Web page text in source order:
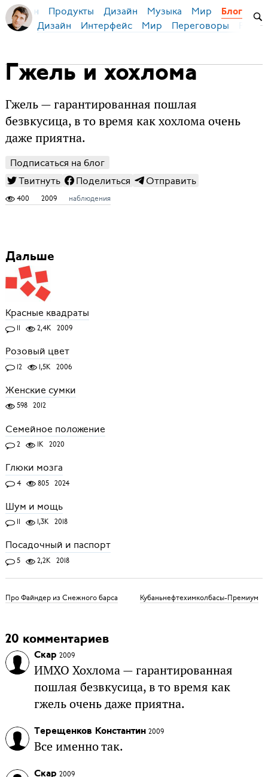
Бирман Продукты Дизайн Музыка Мир Блог
Дизайн Интерфейс Мир Переговоры
Гжель и хохлома
Гжель — гарантированная пошлая
безвкусица, в то время как хохлома очень
даже приятна.
Подписаться на блог
Твитнуть
Поделиться Отправить
400 2009 наблюдения
Дальше
Красные квадраты
11 2,4K 2009
Розовый цвет
12 1,5K 2006
Женские сумки
598 2012
Семейное положение
2 1K 2020
Глюки мозга
4 805 2024
Шум и мощь
11 1,3K 2018
Посадочный и паспорт
5 2,2K 2018
Про Файндер из Снежного барса Кубаньнефтехимколбасы-Премиум
20 комментариев
Скар 2009
ИМХО Хохлома — гарантированная
пошлая безвкусица, в то время как
гжель очень даже приятна.
Терещенков Константин 2009
Все именно так.
Скар 2009